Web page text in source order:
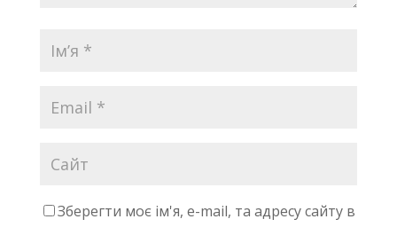
Зберегти моє ім'я, e-mail, та адресу сайту в